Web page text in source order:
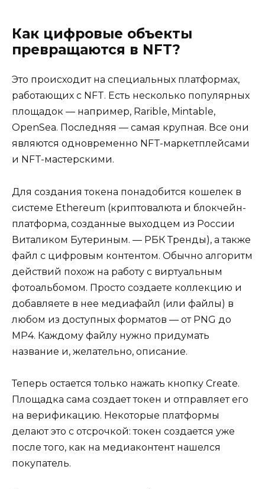
Как цифровые объекты
превращаются в NFT?
Это происходит на специальных платформах,
работающих с NFT. Есть несколько популярных
площадок — например, Rarible, Mintable,
OpenSea. Последняя — самая крупная. Все они
являются одновременно NFT-маркетплейсами
и NFT-мастерскими.
Для создания токена понадобится кошелек в
системе Ethereum (криптовалюта и блокчейн-
платформа, созданные выходцем из России
Виталиком Бутериным. — РБК Тренды), а также
файл с цифровым контентом. Обычно алгоритм
действий похож на работу с виртуальным
фотоальбомом. Просто создаете коллекцию и
добавляете в нее медиафайл (или файлы) в
любом из доступных форматов — от PNG до
MP4. Каждому файлу нужно придумать
название и, желательно, описание.
Теперь остается только нажать кнопку Create.
Площадка сама создает токен и отправляет его
на верификацию. Некоторые платформы
делают это с отсрочкой: токен создается уже
после того, как на медиаконтент нашелся
покупатель.